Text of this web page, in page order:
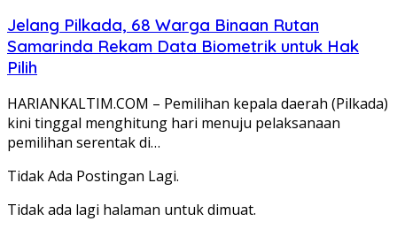
Jelang Pilkada, 68 Warga Binaan Rutan
Samarinda Rekam Data Biometrik untuk Hak
Pilih
HARIANKALTIM.COM – Pemilihan kepala daerah (Pilkada)
kini tinggal menghitung hari menuju pelaksanaan
pemilihan serentak di…
Tidak Ada Postingan Lagi.
Tidak ada lagi halaman untuk dimuat.